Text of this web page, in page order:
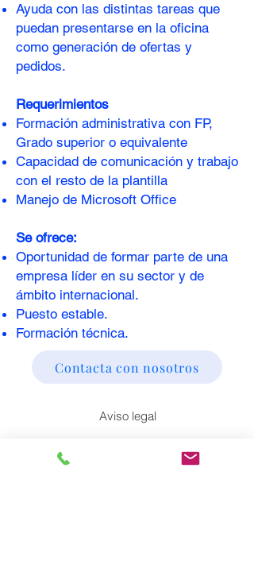
Ayuda con las distintas tareas que
puedan presentarse en la oficina
como generación de ofertas y
pedidos.
Requerimientos
Formación administrativa con FP,
Grado superior o equivalente
Capacidad de comunicación y trabajo
con el resto de la plantilla
Manejo de Microsoft Office
Se ofrece:
Oportunidad de formar parte de una
empresa líder en su sector y de
ámbito internacional.
Puesto estable.
Formación técnica.
Contacta con nosotros
Aviso legal
Política de privacidad